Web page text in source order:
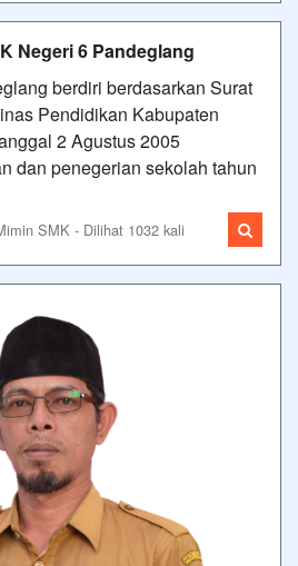
Negeri 6 Pandeglang
berdiri berdasarkan Surat
Pendidikan Kabupaten
2 Agustus 2005
dan penegerian sekolah tahun
SMK - Dilihat 1032 kali